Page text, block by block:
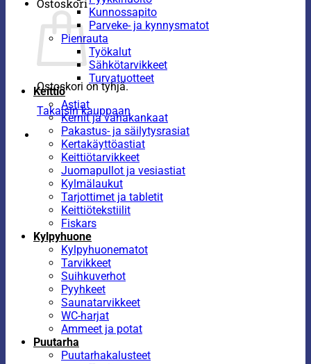
Ostoskori
Ostoskori on tyhjä.
Takaisin kauppaan
Kunnossapito
Parveke- ja kynnysmatot
Pienrauta
Työkalut
Sähkötarvikkeet
Turvatuotteet
Keittiö
Astiat
Kernit ja vahakankaat
Pakastus- ja säilytysrasiat
Kertakäyttöastiat
Keittiötarvikkeet
Juomapullot ja vesiastiat
Kylmälaukut
Tarjottimet ja tabletit
Keittiötekstiilit
Fiskars
Kylpyhuone
Kylpyhuonematot
Tarvikkeet
Suihkuverhot
Pyyhkeet
Saunatarvikkeet
WC-harjat
Ammeet ja potat
Puutarha
Puutarhakalusteet